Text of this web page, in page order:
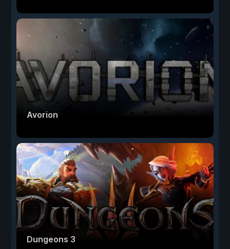
Avorion
Dungeons 3